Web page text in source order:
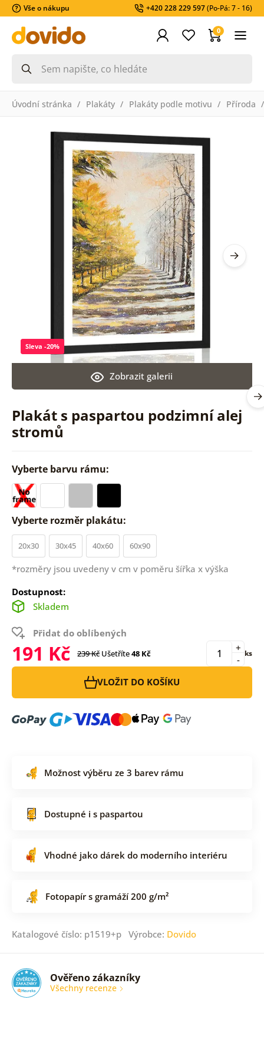
Vše o nákupu +420 228 229 597(Po-Pá: 7 - 16)
0
Úvodní stránka Plakáty Plakáty podle motivu Příroda
Plakát s paspartou podzimní alej
stromů
Zobrazit galerii
Sleva -20%
Vyberte barvu rámu:
Vyberte rozměr plakátu:
20x30 30x45 40x60 60x90
*rozměry jsou uvedeny v cm v poměru šířka x výška
Dostupnost:
Skladem
Přidat do oblíbených
191 Kč 239 Kč Ušetříte48 Kč -
+ ks
VLOŽIT DO KOŠÍKU
Možnost výběru ze 3 barev rámu
Dostupné i s paspartou
Vhodné jako dárek do moderního interiéru
Fotopapír s gramáží 200 g/m²
Katalogové číslo: p1519+p Výrobce: Dovido
Ověřeno zákazníky
Všechny recenze